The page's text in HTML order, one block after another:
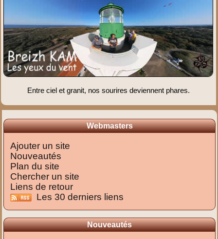
Entre ciel et granit, nos sourires deviennent phares.
Webmasters
Ajouter un site
Nouveautés
Plan du site
Chercher un site
Liens de retour
Les 30 derniers liens
Nouveautés